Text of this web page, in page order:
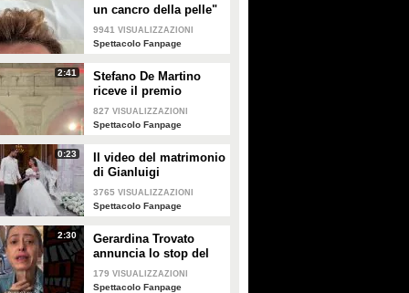
un cancro della pelle"
e apre al dibattito sulle
creme solari
9941 VISUALIZZAZIONI
Spettacolo Fanpage
2:41
Stefano De Martino
riceve il premio
intitolato al padre
Enrico
827 VISUALIZZAZIONI
Spettacolo Fanpage
0:23
Il video del matrimonio
di Gianluigi
Donnarumma e Alessia
Elefante
3765 VISUALIZZAZIONI
Spettacolo Fanpage
2:30
Gerardina Trovato
annuncia lo stop del
tour per problemi di
salute
179 VISUALIZZAZIONI
Spettacolo Fanpage